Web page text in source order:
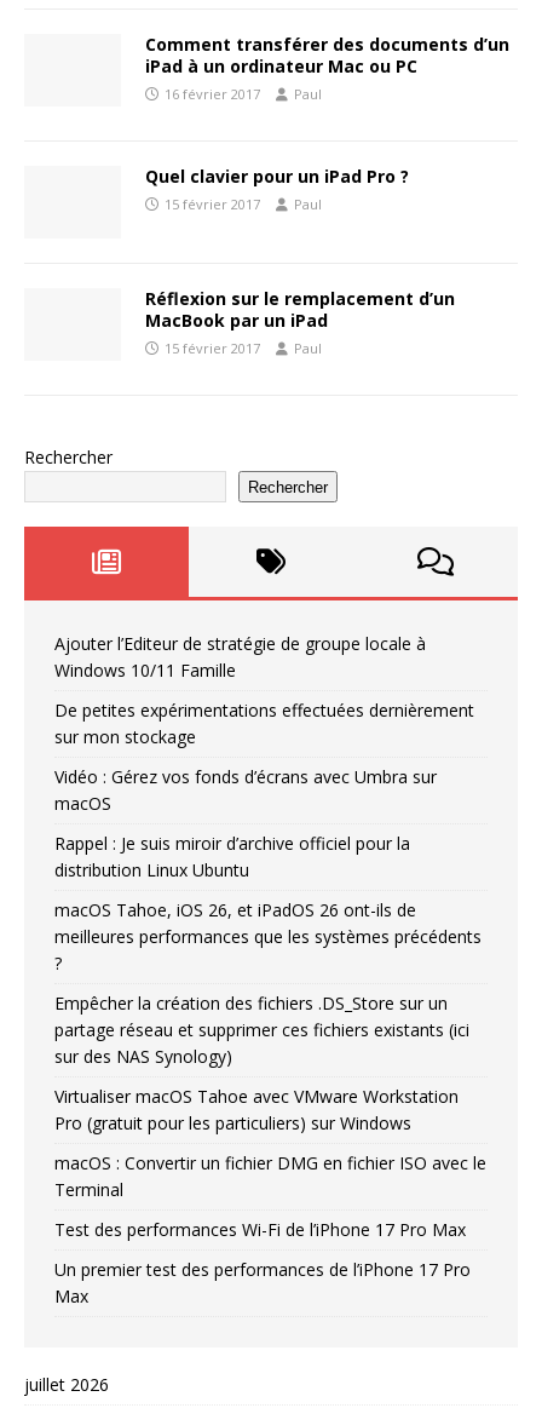
Comment transférer des documents d’un
iPad à un ordinateur Mac ou PC
16 février 2017 Paul
Quel clavier pour un iPad Pro ?
15 février 2017 Paul
Réflexion sur le remplacement d’un
MacBook par un iPad
15 février 2017 Paul
Rechercher
Rechercher
Ajouter l’Editeur de stratégie de groupe locale à
Windows 10/11 Famille
De petites expérimentations effectuées dernièrement
sur mon stockage
Vidéo : Gérez vos fonds d’écrans avec Umbra sur
macOS
Rappel : Je suis miroir d’archive officiel pour la
distribution Linux Ubuntu
macOS Tahoe, iOS 26, et iPadOS 26 ont-ils de
meilleures performances que les systèmes précédents
?
Empêcher la création des fichiers .DS_Store sur un
partage réseau et supprimer ces fichiers existants (ici
sur des NAS Synology)
Virtualiser macOS Tahoe avec VMware Workstation
Pro (gratuit pour les particuliers) sur Windows
macOS : Convertir un fichier DMG en fichier ISO avec le
Terminal
Test des performances Wi-Fi de l’iPhone 17 Pro Max
Un premier test des performances de l’iPhone 17 Pro
Max
juillet 2026